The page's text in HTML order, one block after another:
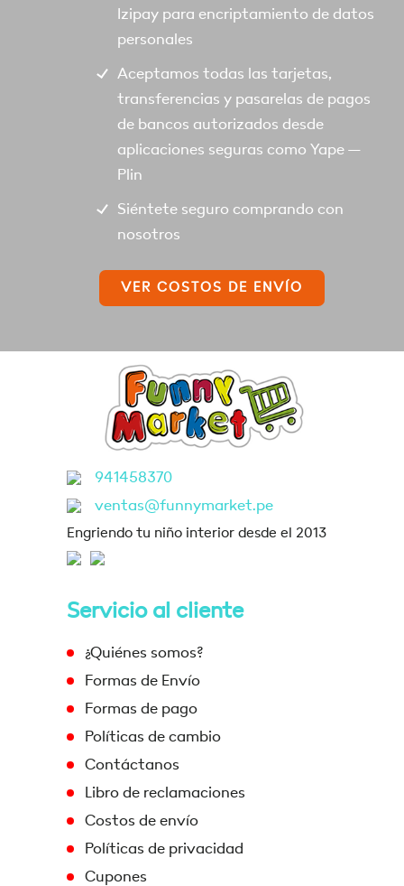
Izipay para encriptamiento de datos
personales
Aceptamos todas las tarjetas,
transferencias y pasarelas de pagos
de bancos autorizados desde
aplicaciones seguras como Yape –
Plin
Siéntete seguro comprando con
nosotros
VER COSTOS DE ENVÍO
941458370
ventas@funnymarket.pe
Engriendo tu niño interior desde el 2013
Servicio al cliente
¿Quiénes somos?
Formas de Envío
Formas de pago
Políticas de cambio
Contáctanos
Libro de reclamaciones
Costos de envío
Políticas de privacidad
Cupones